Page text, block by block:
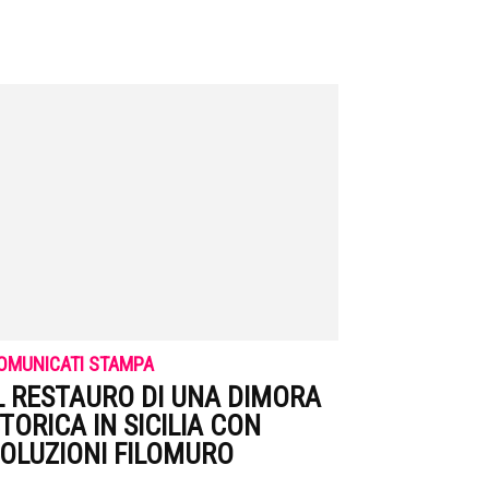
STAMPA
RESTAURO DI UNA DIMORA
IN SICILIA CON
FILOMURO